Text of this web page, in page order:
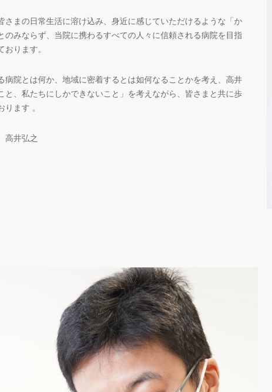
さまの日常生活に溶け込み、身近に感じていただけるような「か
のみならず、当院に携わるすべての人々に信頼される病院を目指
ります。
病院とは何か、地域に密着するとは如何なることかを考え、高井
と、私たちにしかできないこと」を考えながら、皆さまと共に歩
ます 。
井弘之